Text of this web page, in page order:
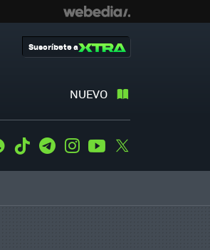
NUEVO
Suscríbete a
WhatsApp
Tiktok TelegramInstagramYoutube